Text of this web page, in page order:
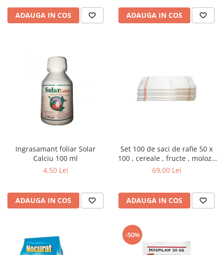
ADAUGA IN COS ADAUGA IN COS
Ingrasamant foliar Solar
Calciu 100 ml
4,50 Lei
ADAUGA IN COS
Set 100 de saci de rafie 50 x
100 , cereale , fructe , moloz ,
menaj si depozitare
69,00 Lei
ADAUGA IN COS
-50%